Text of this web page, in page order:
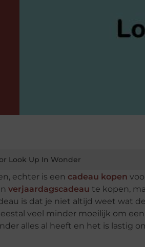
Look Up In Wonder
echter is een cadeau kopen
verjaardagscadeau te kopen,
is dat je niet altijd weet wat
veel minder moeilijk om
alles al heeft en het is lastig